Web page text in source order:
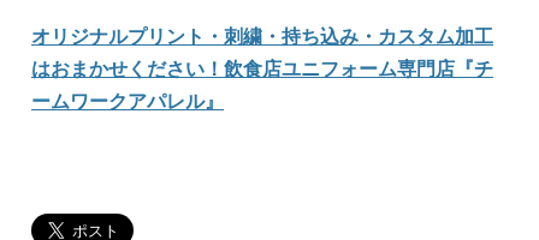
オリジナルプリント・刺繍・持ち込み・カスタム加工
はおまかせください！飲食店ユニフォーム専門店『チ
ームワークアパレル』